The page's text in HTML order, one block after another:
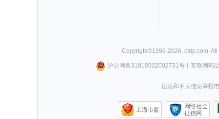
Copyright©1999-2026, ctrip.com.
沪公网备31010502002731号丨 互联网药
违法和不良信息举报
上海市监
网络社会
征信网